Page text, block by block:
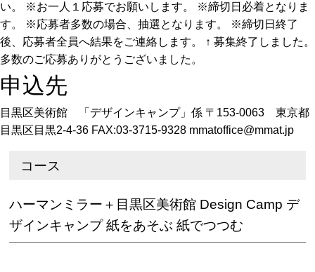
い。 ※お一人１応募でお願いします。 ※締切日必着となりま
す。 ※応募者多数の場合、抽選となります。 ※締切日終了
後、応募者全員へ結果をご連絡します。 ↑ 募集終了しました。
多数のご応募ありがとうございました。
申込先
目黒区美術館 「デザインキャンプ」係 〒153-0063 東京都
目黒区目黒2-4-36 FAX:03-3715-9328 mmatoffice@mmat.jp
コース
ハーマンミラー＋目黒区美術館 Design Camp デ
ザインキャンプ 紙をあそぶ 紙でつつむ